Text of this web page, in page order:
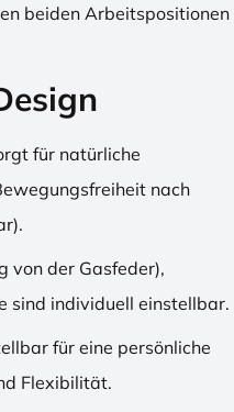
beiden Arbeitspositionen
für natürliche
nach
von der Gasfeder),
sind individuell einstellbar.
für eine persönliche
Flexibilität.